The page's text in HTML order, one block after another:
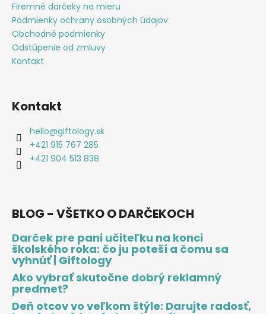
Firemné darčeky na mieru
Podmienky ochrany osobných údajov
Obchodné podmienky
Odstúpenie od zmluvy
Kontakt
Kontakt
hello@giftology.sk
+421 915 767 285
+421 904 513 838
BLOG - VŠETKO O DARČEKOCH
Darček pre pani učiteľku na konci
školského roka: čo ju poteší a čomu sa
vyhnúť | Giftology
Ako vybrať skutočne dobrý reklamný
predmet?
Deň otcov vo veľkom štýle: Darujte radosť,